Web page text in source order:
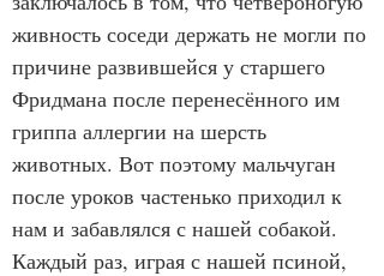
живность соседи держать не могли по
причине развившейся у старшего
Фридмана после перенесённого им
гриппа аллергии на шерсть
животных. Вот поэтому мальчуган
после уроков частенько приходил к
нам и забавлялся с нашей собакой.
Каждый раз, играя с нашей псиной,